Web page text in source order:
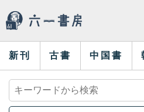
新刊 古書 中国書